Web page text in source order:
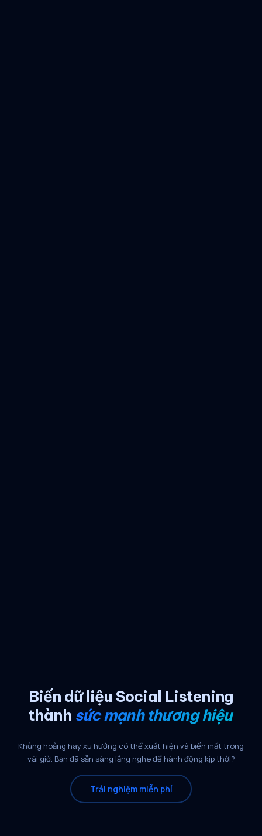
Biến dữ liệu Social Listening
thành sức mạnh thương hiệu
Khủng hoảng hay xu hướng có thể xuất hiện và biến mất trong
vài giờ. Bạn đã sẵn sàng lắng nghe để hành động kịp thời?
Trải nghiệm miễn phí